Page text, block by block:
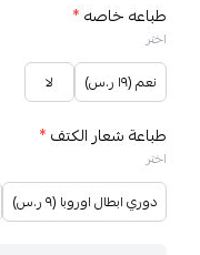
طباعه خاصه*
اختر
نعم (١٩ ر.س) لا
طباعة شعار الكتف*
اختر
دوري ابطال اوروبا (٩ ر.س)